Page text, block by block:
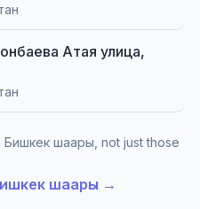
Атая улица,
Бишкек шаары, not just those
шаары →